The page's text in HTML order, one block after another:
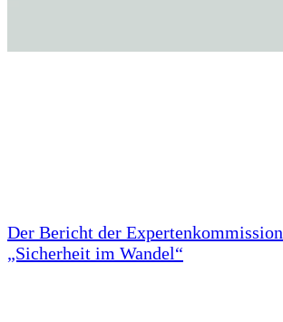
Der Bericht der Exper­ten­kom­mission
„Sicherheit im Wandel“